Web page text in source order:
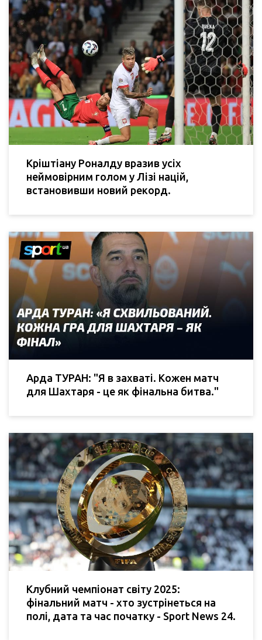
Кріштіану Роналду вразив усіх
неймовірним голом у Лізі націй,
встановивши новий рекорд.
Арда ТУРАН: "Я в захваті. Кожен матч
для Шахтаря - це як фінальна битва."
Клубний чемпіонат світу 2025:
фінальний матч - хто зустрінеться на
полі, дата та час початку - Sport News 24.